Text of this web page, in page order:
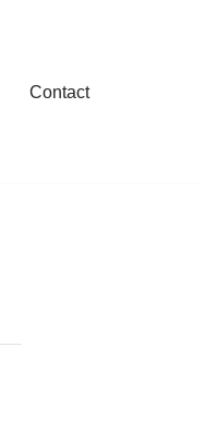
Contact